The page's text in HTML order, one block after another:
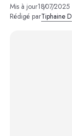
Mis à jour18/07/2025
Rédigé parTiphaine D